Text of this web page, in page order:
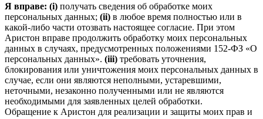
Я вправе: (i) получать сведения об обработке моих
персональных данных; (ii) в любое время полностью или в
какой-либо части отозвать настоящее согласие. При этом
Аристон вправе продолжить обработку моих персональных
данных в случаях, предусмотренных положениями 152-ФЗ «О
персональных данных». (iii) требовать уточнения,
блокирования или уничтожения моих персональных данных в
случае, если они являются неполными, устаревшими,
неточными, незаконно полученными или не являются
необходимыми для заявленных целей обработки.
Обращение к Аристон для реализации и защиты моих прав и